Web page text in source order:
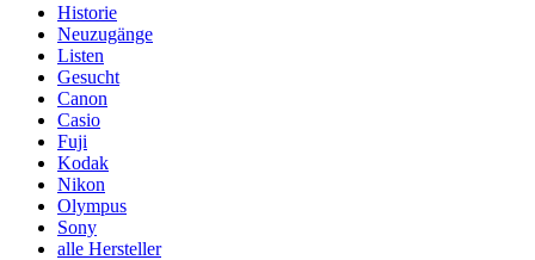
Historie
Neuzugänge
Listen
Gesucht
Canon
Casio
Fuji
Kodak
Nikon
Olympus
Sony
alle Hersteller